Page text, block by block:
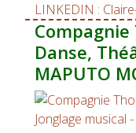
LINKEDIN :
Compagnie
Danse,
MAPUTO